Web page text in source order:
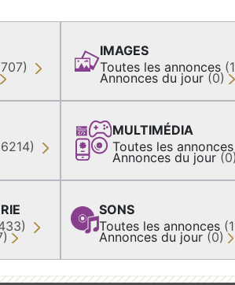
IMAGES
Toutes les annonces
Annonces du jour (0)
MULTIMÉDIA
Toutes les annonces
Annonces du jour (0)
SONS
Toutes les annonces
Annonces du jour (0)